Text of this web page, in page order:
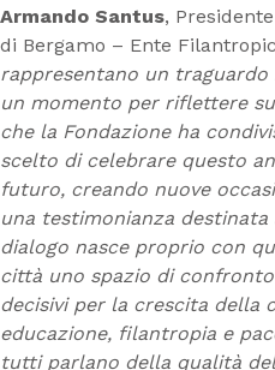
Armando Santus,
di Bergamo – Ente
rappresentano un
un momento per riflettere
che la Fondazione ha
scelto di celebrare questo
futuro, creando nuove
una testimonianza
dialogo nasce proprio con
città uno spazio di
decisivi per la crescita della
educazione, filantropia e
tutti parlano della qualità